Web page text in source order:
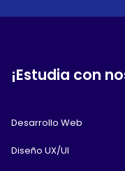
¡Estudia con
Desarrollo Web
Diseño UX/UI